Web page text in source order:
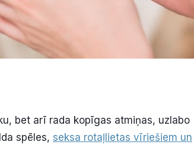
bet arī rada kopīgas atmiņas, uzlabo
spēles, seksa rotaļlietas vīriešiem un